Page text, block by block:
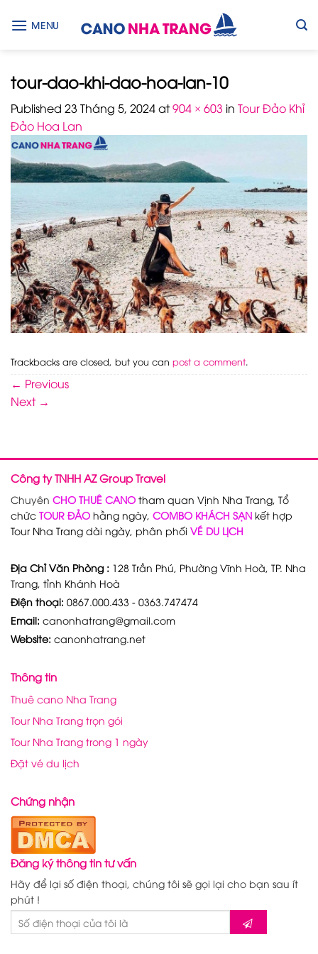
MENU
tour-dao-khi-dao-hoa-lan-10
Published 23 Tháng 5, 2024at904 × 603 in Tour Đảo Khỉ
Đảo Hoa Lan
Trackbacks are closed, but you can post a comment.
← Previous
Next →
Công ty TNHH AZ Group Travel
Chuyên CHO THUÊ CANO tham quan Vịnh Nha Trang, Tổ
chức TOUR ĐẢO hằng ngày, COMBO KHÁCH SẠN kết hợp
Tour Nha Trang dài ngày, phân phối VÉ DU LỊCH
Địa Chỉ Văn Phòng : 128 Trần Phú, Phường Vĩnh Hoà, TP. Nha
Trang, tỉnh Khánh Hoà
Điện thoại: 0867.000.433 - 0363.747474
Email: canonhatrang@gmail.com
Website: canonhatrang.net
Thông tin
Thuê cano Nha Trang
Tour Nha Trang trọn gói
Tour Nha Trang trong 1 ngày
Đặt vé du lịch
Chứng nhận
Đăng ký thông tin tư vấn
Hãy để lại số điện thoại, chúng tôi sẽ gọi lại cho bạn sau ít
phút !